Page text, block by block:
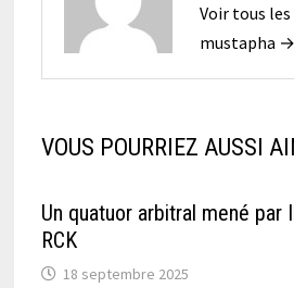
Voir tous
mustapha →
VOUS POURRIEZ AUSSI
Un quatuor arbitral mené par
RCK
18 septembre 2025